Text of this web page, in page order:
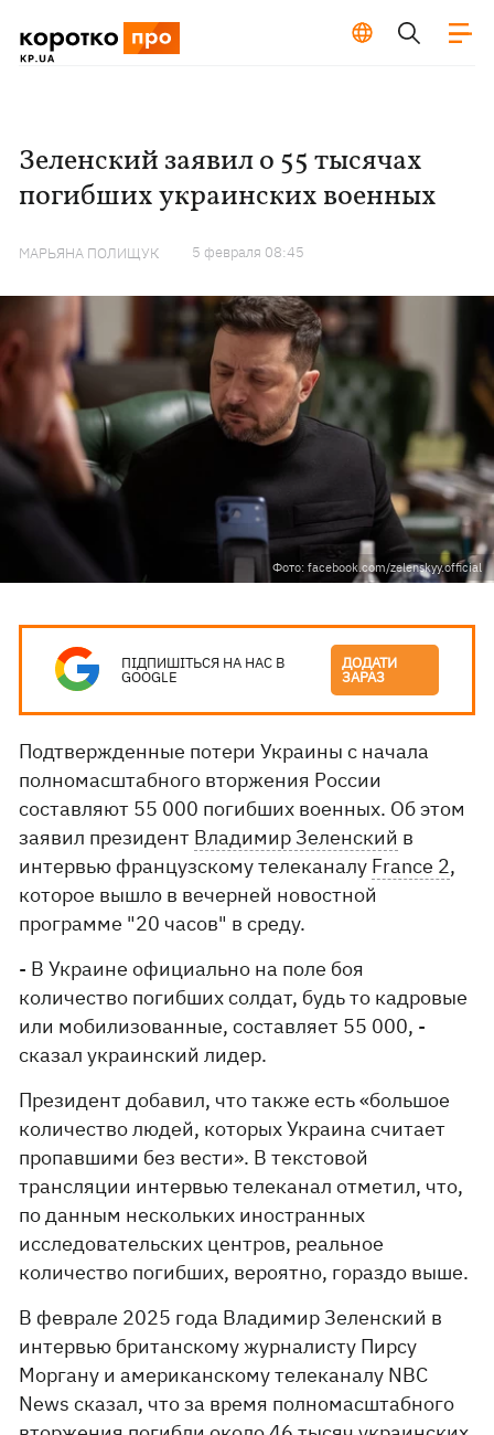
Зеленский заявил о 55 тысячах
погибших украинских военных
МАРЬЯНА ПОЛИЩУК 5 февраля 08:45
Фото: facebook.com/zelenskyy.official
ПІДПИШІТЬСЯ НА НАС В
GOOGLE
ДОДАТИ
ЗАРАЗ
Подтвержденные потери Украины с начала
полномасштабного вторжения России
составляют 55 000 погибших военных. Об этом
заявил президент Владимир Зеленский в
интервью французскому телеканалу France 2,
которое вышло в вечерней новостной
программе "20 часов" в среду.
- В Украине официально на поле боя
количество погибших солдат, будь то кадровые
или мобилизованные, составляет 55 000, -
сказал украинский лидер.
Президент добавил, что также есть «большое
количество людей, которых Украина считает
пропавшими без вести». В текстовой
трансляции интервью телеканал отметил, что,
по данным нескольких иностранных
исследовательских центров, реальное
количество погибших, вероятно, гораздо выше.
В феврале 2025 года Владимир Зеленский в
интервью британскому журналисту Пирсу
Моргану и американскому телеканалу NBC
News сказал, что за время полномасштабного